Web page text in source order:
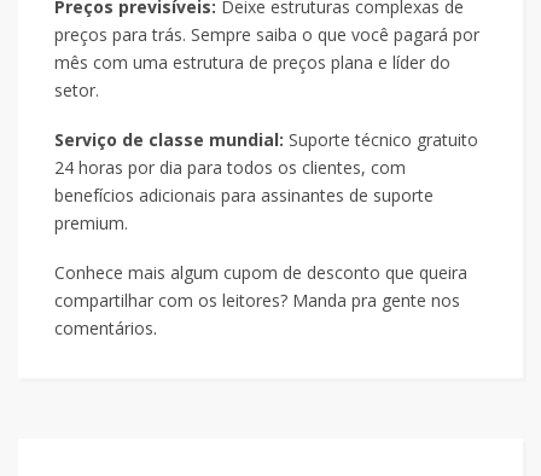
Preços previsíveis: Deixe estruturas complexas de
preços para trás. Sempre saiba o que você pagará por
mês com uma estrutura de preços plana e líder do
setor.
Serviço de classe mundial: Suporte técnico gratuito
24 horas por dia para todos os clientes, com
benefícios adicionais para assinantes de suporte
premium.
Conhece mais algum cupom de desconto que queira
compartilhar com os leitores? Manda pra gente nos
comentários.